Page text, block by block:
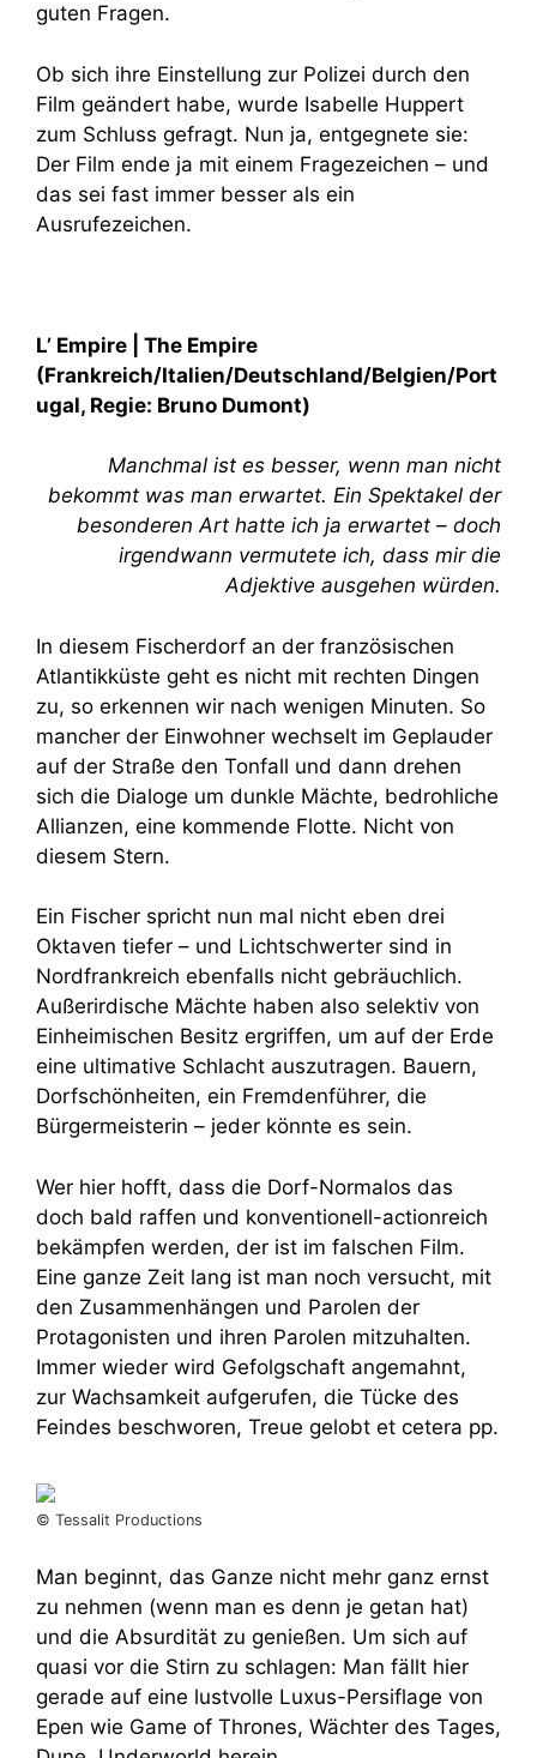
guten Fragen.
Ob sich ihre Einstellung zur Polizei durch den
Film geändert habe, wurde Isabelle Huppert
zum Schluss gefragt. Nun ja, entgegnete sie:
Der Film ende ja mit einem Fragezeichen – und
das sei fast immer besser als ein
Ausrufezeichen.
L’ Empire | The Empire
(Frankreich/Italien/Deutschland/Belgien/Port
ugal, Regie: Bruno Dumont)
Manchmal ist es besser, wenn man nicht
bekommt was man erwartet. Ein Spektakel der
besonderen Art hatte ich ja erwartet – doch
irgendwann vermutete ich, dass mir die
Adjektive ausgehen würden.
In diesem Fischerdorf an der französischen
Atlantikküste geht es nicht mit rechten Dingen
zu, so erkennen wir nach wenigen Minuten. So
mancher der Einwohner wechselt im Geplauder
auf der Straße den Tonfall und dann drehen
sich die Dialoge um dunkle Mächte, bedrohliche
Allianzen, eine kommende Flotte. Nicht von
diesem Stern.
Ein Fischer spricht nun mal nicht eben drei
Oktaven tiefer – und Lichtschwerter sind in
Nordfrankreich ebenfalls nicht gebräuchlich.
Außerirdische Mächte haben also selektiv von
Einheimischen Besitz ergriffen, um auf der Erde
eine ultimative Schlacht auszutragen. Bauern,
Dorfschönheiten, ein Fremdenführer, die
Bürgermeisterin – jeder könnte es sein.
Wer hier hofft, dass die Dorf-Normalos das
doch bald raffen und konventionell-actionreich
bekämpfen werden, der ist im falschen Film.
Eine ganze Zeit lang ist man noch versucht, mit
den Zusammenhängen und Parolen der
Protagonisten und ihren Parolen mitzuhalten.
Immer wieder wird Gefolgschaft angemahnt,
zur Wachsamkeit aufgerufen, die Tücke des
Feindes beschworen, Treue gelobt et cetera pp.
© Tessalit Productions
Man beginnt, das Ganze nicht mehr ganz ernst
zu nehmen (wenn man es denn je getan hat)
und die Absurdität zu genießen. Um sich auf
quasi vor die Stirn zu schlagen: Man fällt hier
gerade auf eine lustvolle Luxus-Persiflage von
Epen wie Game of Thrones, Wächter des Tages,